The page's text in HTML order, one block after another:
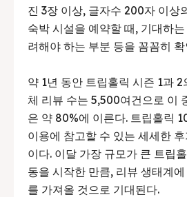
진 3장 이상, 글자수 200자 이상
숙박 시설을 예약할 때, 기대하
려해야 하는 부분 등을 꼼꼼히
약 1년 동안 트립홀릭 시즌 1과
체 리뷰 수는 5,500여건으로 이
은 약 80%에 이른다. 트립홀릭
이용에 참고할 수 있는 세세한
이다. 이달 가장 규모가 큰 트립
동을 시작한 만큼, 리뷰 생태계
를 가져올 것으로 기대된다.